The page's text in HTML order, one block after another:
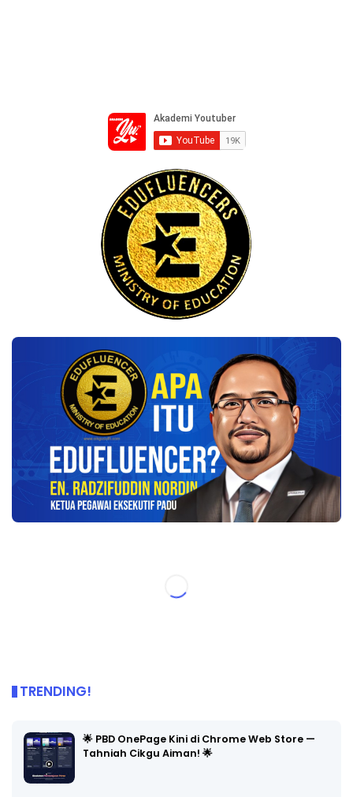
TRENDING!
🌟 PBD OnePage Kini di Chrome Web Store —
Tahniah Cikgu Aiman! 🌟